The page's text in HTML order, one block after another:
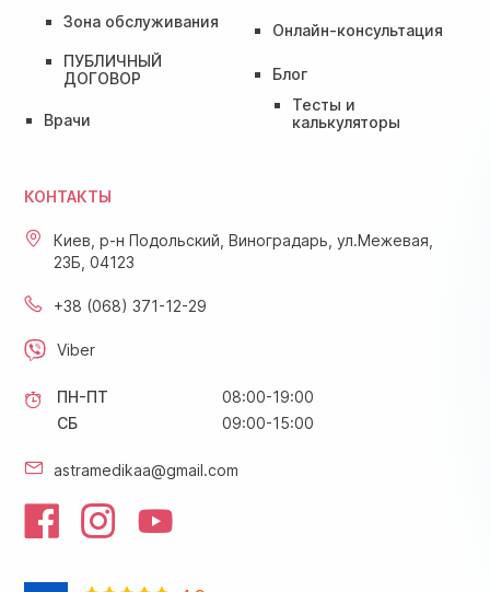
Зона обслуживания
ПУБЛИЧНЫЙ
ДОГОВОР
Врачи
Онлайн-консультация
Блог
Тесты и
калькуляторы
КОНТАКТЫ
Киев, р-н Подольский, Виноградарь, ул.Межевая,
23Б, 04123
+38 (068) 371-12-29
Viber
ПН-ПТ
08:00-19:00
СБ
09:00-15:00
astramedikaa@gmail.com